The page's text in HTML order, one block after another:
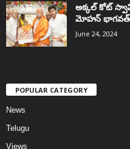
అక్కల్‌ కోట్‌
మోహన్ భాగవత్
June 24, 2024
POPULAR CATEGORY
News
Telugu
Views